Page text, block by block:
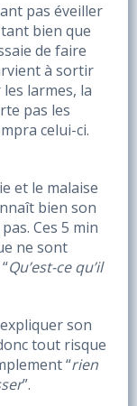
pas éveiller
bien que
de faire
à sortir
larmes, la
pas les
celui-ci.
et le malaise
bien son
Ces 5 min
ne sont
Qu’est-ce qu’il
son
tout risque
“rien
”.